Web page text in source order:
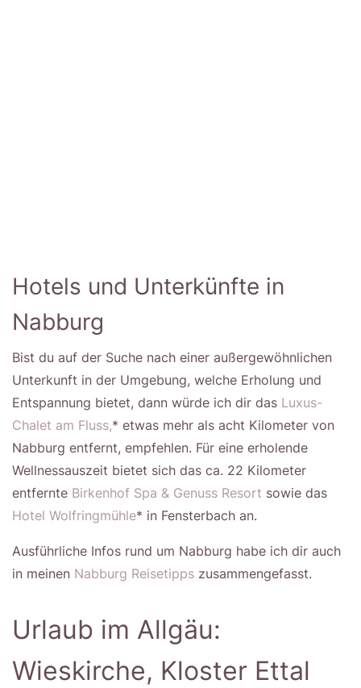
Hotels und Unterkünfte in
Nabburg
Bist du auf der Suche nach einer außergewöhnlichen
Unterkunft in der Umgebung, welche Erholung und
Entspannung bietet, dann würde ich dir das Luxus-
Chalet am Fluss,* etwas mehr als acht Kilometer von
Nabburg entfernt, empfehlen. Für eine erholende
Wellnessauszeit bietet sich das ca. 22 Kilometer
entfernte Birkenhof Spa & Genuss Resort sowie das
Hotel Wolfringmühle* in Fensterbach an.
Ausführliche Infos rund um Nabburg habe ich dir auch
in meinen Nabburg Reisetipps zusammengefasst.
Urlaub im Allgäu:
Wieskirche, Kloster Ettal